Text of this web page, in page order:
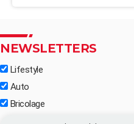
NEWSLETTERS
Lifestyle
Auto
Bricolage